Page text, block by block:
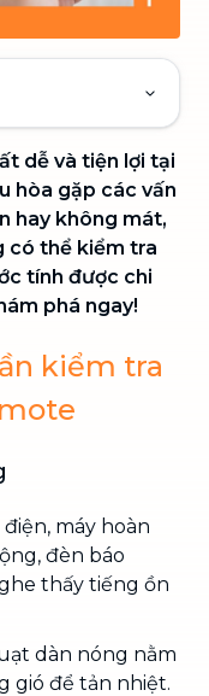
dễ và tiện lợi tại
hòa gặp các vấn
hay không mát,
có thể kiểm tra
tính được chi
phá ngay!
kiểm tra
máy hoàn
đèn báo
thấy tiếng ồn
dàn nóng nằm
gió để tản nhiệt.